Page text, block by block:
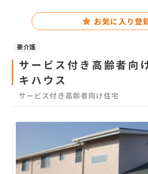
お気に入り登
要介護
サービス付き高齢者向
キハウス
サービス付き高齢者向け住宅